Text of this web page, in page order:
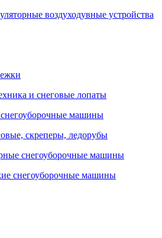
воздуходувные устройства
и снеговые лопаты
машины
скреперы, ледорубы
снегоуборочные машины
снегоуборочные машины